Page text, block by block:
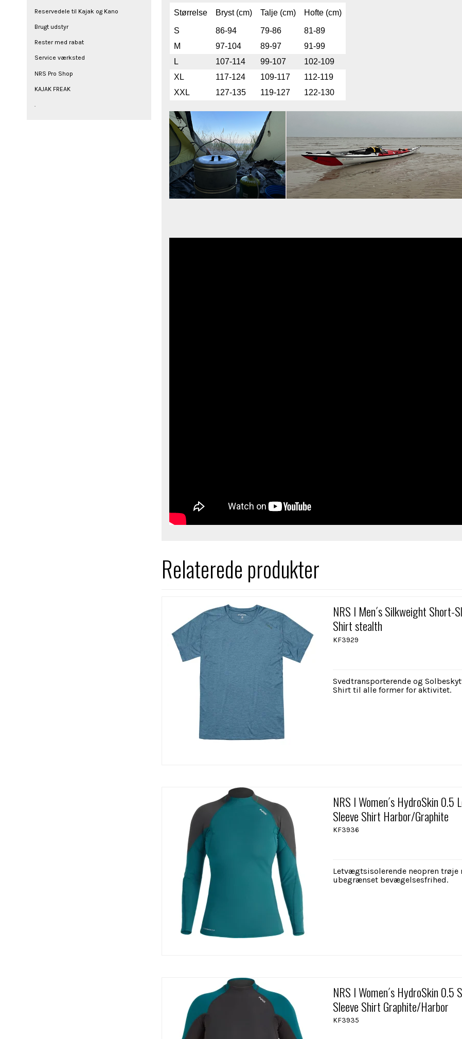
Reservedele til Kajak og Kano
Brugt udstyr
Rester med rabat
Service værksted
NRS Pro Shop
KAJAK FREAK
.
Størrelse Bryst (cm) Talje (cm) Hofte (cm)
S 86-94 79-86
81-89
M
97-104 89-97
91-99
L
107-114 99-107
102-109
XL
117-124 109-117
112-119
XXL
127-135 119-127 122-130
Relaterede produkter
NRS I Men´s Silkweight Short-
Shirt stealth
KF3929
Svedtransporterende og
Shirt til alle former for aktivitet.
NRS I Women´s HydroSkin 0.5
Sleeve Shirt Harbor/Graphite
KF3936
Letvægtsisolerende neopren trøje
ubegrænset bevægelsesfrihed.
NRS I Women´s HydroSkin 0.5
Sleeve Shirt Graphite/Harbor
KF3935